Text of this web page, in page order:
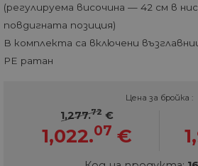
(регулируема височина — 42 см в
повдигната позиция)
В комплекта са включени
PE ратан
Цена за бройка :
1,277.72 €
1,022.07 €